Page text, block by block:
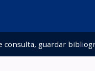
guardar